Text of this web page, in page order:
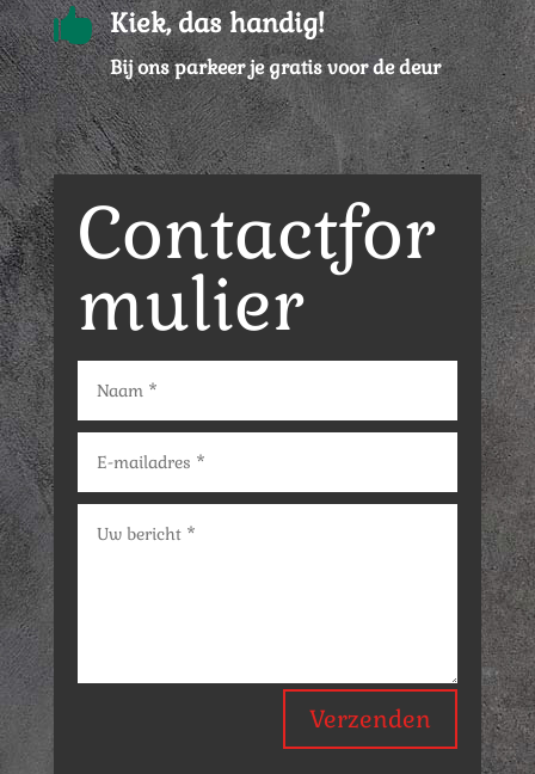
 Kiek, das handig!
Bij ons parkeer je gratis voor de deur
Contactfor
mulier
Verzenden